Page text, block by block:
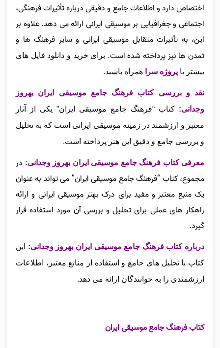
اختصاص دارد و اطلاعات جامع و دقیقی درباره تأثیرات فرهنگی،
اجتماعی و جغرافیایی بر موسیقی ایرانی ارائه می‌ دهد. علاوه بر
این، به تأثیرات متقابل موسیقی ایرانی و سایر فرهنگ‌ ها و
تمدن‌ ها نیز پرداخته شده است. برای خرید و دانلود فایل های
بیشتر با پروژه سرا همراه باشید.
نقد و بررسی کتاب فرهنگ جامع موسیقی ایران بهروز
وجدانی: کتاب “فرهنگ جامع موسیقی ایران” یکی از آثار
معتبر و ارزشمند در زمینه موسیقی ایرانی است که به تحلیل
و بررسی جامع و دقیق این هنر پرداخته است.
معرفی کتاب فرهنگ جامع موسیقی ایران بهروز وجدانی: در
مجموع، کتاب “فرهنگ جامع موسیقی ایران” می‌ تواند به‌ عنوان
یک منبع معتبر و مفید برای درک بهتر موسیقی ایرانی و ارائه
راهکار های عملی برای تحلیل و بررسی آن مورد استفاده قرار
گیرد.
درباره کتاب فرهنگ جامع موسیقی ایران بهروز وجدانی:
این
کتاب با تحلیل‌ های جامع و استفاده از منابع معتبر، اطلاعات
ارزشمندی را به خوانندگان ارائه می‌ دهد.
کتاب فرهنگ جامع موسیقی ایران